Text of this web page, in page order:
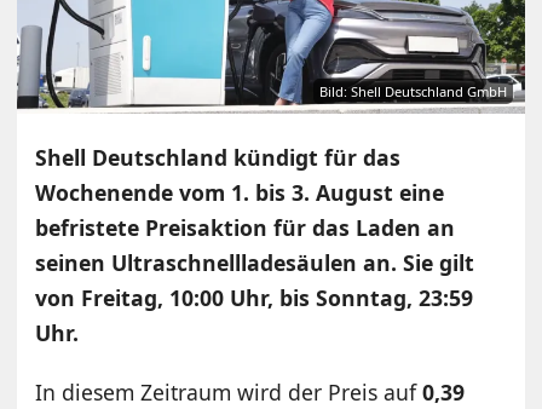
Bild: Shell Deutschland GmbH
Shell Deutschland kündigt für das
Wochenende vom 1. bis 3. August eine
befristete Preisaktion für das Laden an
seinen Ultraschnellladesäulen an. Sie gilt
von Freitag, 10:00 Uhr, bis Sonntag, 23:59
Uhr.
In diesem Zeitraum wird der Preis auf0,39